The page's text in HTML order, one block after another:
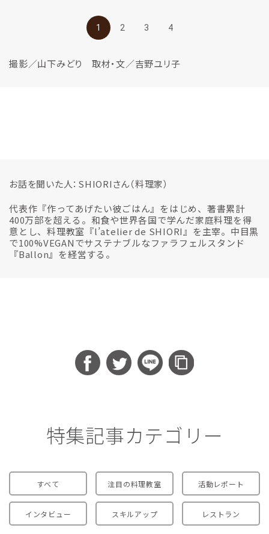
1 2 3 4
撮影／山下みどり 取材・文／吉野ユリ子
お話を聞いた人：SHIORIさん（料理家）
代表作『作ってあげたい彼ごはん』をはじめ、著書累計
400万部を超える。和食や世界各国で学んだ家庭料理を得
意とし、料理教室『l’atelier de SHIORI』を主宰。中目黒
で100%VEGANでサステナブルなファラフェルスタンド
『Ballon』を経営する。
特集記事カテゴリー
すべて 注目の料理教室 活動レポート
インタビュー スキルアップ レストラン